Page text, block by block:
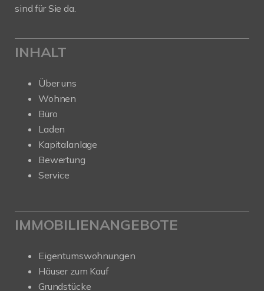
sind für Sie da.
INHALT
Über uns
Wohnen
Büro
Laden
Kapitalanlage
Bewertung
Service
IMMOBILIENANGEBOTE
Eigentumswohnungen
Häuser zum Kauf
Grundstücke